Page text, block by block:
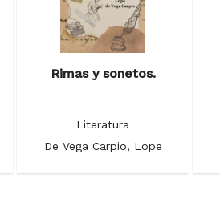
Rimas y sonetos.
Literatura
De Vega Carpio, Lope